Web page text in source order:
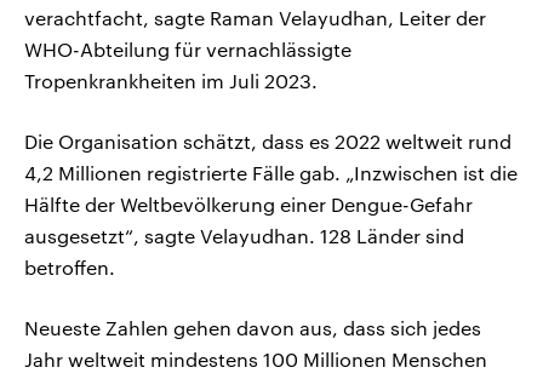
verachtfacht, sagte Raman Velayudhan, Leiter der
WHO-Abteilung für vernachlässigte
Tropenkrankheiten im Juli 2023.
Die Organisation schätzt, dass es 2022 weltweit rund
4,2 Millionen registrierte Fälle gab. „Inzwischen ist die
Hälfte der Weltbevölkerung einer Dengue-Gefahr
ausgesetzt“, sagte Velayudhan. 128 Länder sind
betroffen.
Neueste Zahlen gehen davon aus, dass sich jedes
Jahr weltweit mindestens 100 Millionen Menschen